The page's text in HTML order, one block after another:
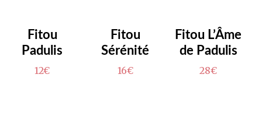
Fitou
Padulis
12€
Fitou
Sérénité
16€
Fitou L’Âme
de Padulis
28€